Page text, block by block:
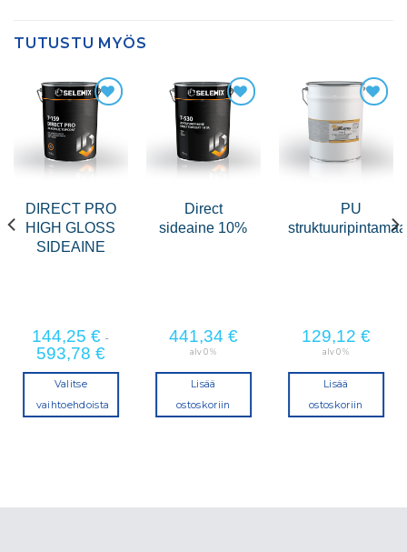
TUTUSTU MYÖS
DIRECT PRO
HIGH GLOSS
SIDEAINE
144,25€ -
593,78 €
Valitse
vaihtoehdoista
Direct
sideaine 10%
441,34 €
alv 0 %
Lisää
ostoskoriin
PU
129,12 €
alv 0 %
Lisää
ostoskoriin